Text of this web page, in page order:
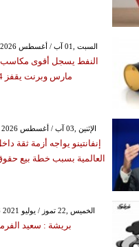
GMT 21:59 2026 السبت ,01 آب / أغسطس
النفط يسجل أقوى مكاسب
مارس وبرنت يقفز 24%
GMT 10:18 2026 الإثنين ,03 آب / أغسطس
إنفانتينو يواجه أزمة ثقة
العالمية بسبب خطة بيع
GMT 13:43 2021 الخميس ,22 تموز / يوليو
بريشة : سعيد